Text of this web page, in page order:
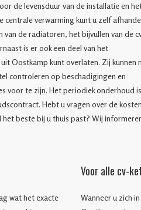
de levensduur van de installatie en
centrale verwarming kunt u zelf
de radiatoren, het bijvullen van de
is er ook een deel van het
Oostkamp kunt overlaten. Zij kunnen
controleren op beschadigingen en
voor te zijn. Het periodiek onderhoud
Hebt u vragen over de kosten
beste bij u thuis past? Wij
wat het exacte
Voor alle cv-
Wanneer u zich